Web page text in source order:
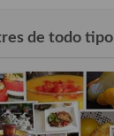
de todo tipo